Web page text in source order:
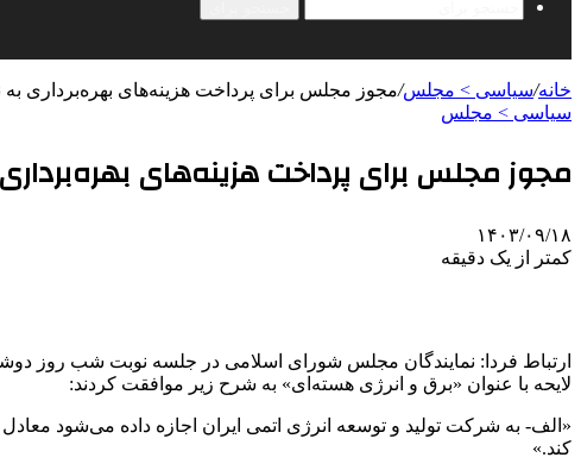
خانه/سیاسی > مجلس/مجوز مجلس برای پرداخت هزینه‌های بهره‌برداری به
سیاسی > مجلس
مجوز مجلس برای پرداخت هزینه‌های
۱۴۰۳/۰۹/۱۸
کمتر از یک دقیقه
لایحه با عنوان «برق و انرژی هسته‌ای» به شرح زیر موافقت کردند:
«الف- به شرکت تولید و توسعه انرژی اتمی ایران اجازه داده می‌شود
کند.»